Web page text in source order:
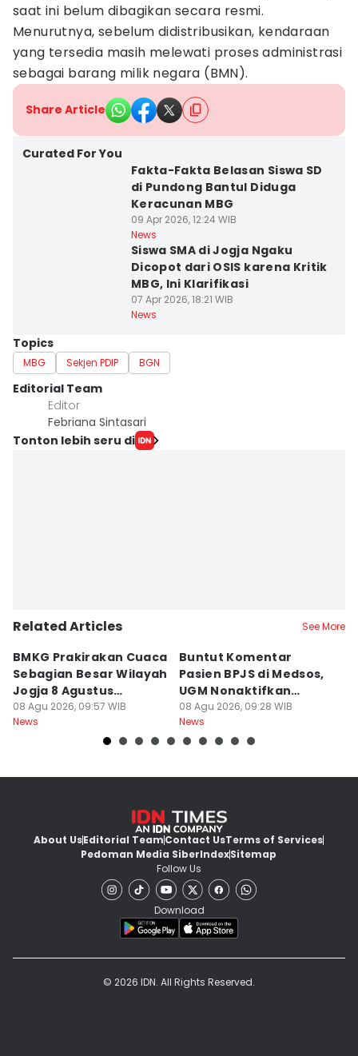
saat ini belum dibagikan secara resmi.
Menurutnya, sebelum didistribusikan, kendaraan
yang tersedia masih melewati proses administrasi
sebagai barang milik negara (BMN).
Share Article
Curated For You
Fakta-Fakta Belasan Siswa SD
di Pundong Bantul Diduga
Keracunan MBG
09 Apr 2026, 12:24 WIB
News
Siswa SMA di Jogja Ngaku
Dicopot dari OSIS karena Kritik
MBG, Ini Klarifikasi
07 Apr 2026, 18:21 WIB
News
Topics
MBG Sekjen PDIP BGN
Editorial Team
Editor
Febriana Sintasari
Tonton lebih seru di
Related Articles See More
BMKG Prakirakan Cuaca
Sebagian Besar Wilayah
Jogja 8 Agustus
Berawan
08 Agu 2026, 09:57 WIB
News
Buntut Komentar
Pasien BPJS di Medsos,
UGM Nonaktifkan
Dokter PPDS
08 Agu 2026, 09:28 WIB
News
About UsEditorial TeamContact UsTerms of Services
Pedoman Media SiberIndexSitemap
Follow Us
Download
© 2026 IDN. All Rights Reserved.